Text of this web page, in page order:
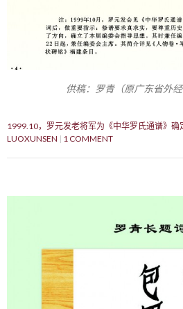
供稿：罗青（原广东省外
1999.10，罗元发老将军为《中华罗氏通谱》确
LUOXUNSEN
1 COMMENT